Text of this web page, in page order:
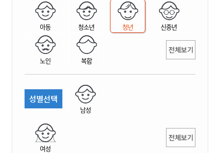
아동 청소년 청년 신중년
노인 복합
전체보기
성별선택
남성
여성
전체보기